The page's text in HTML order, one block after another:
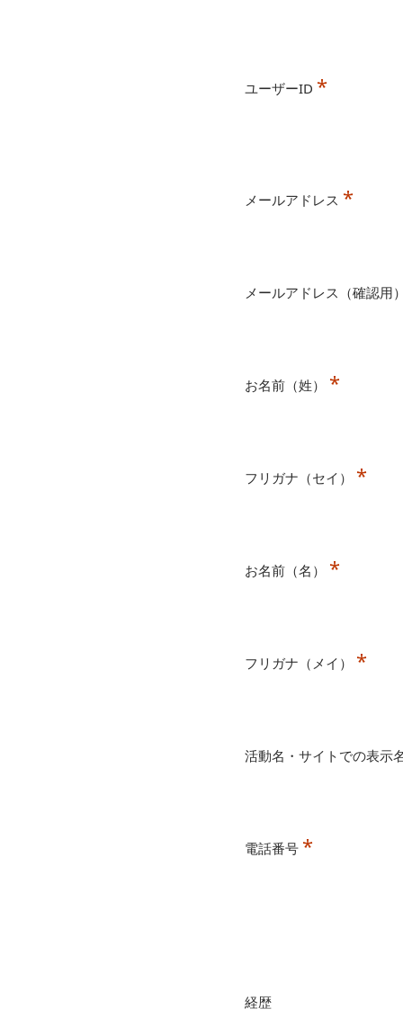
ユーザーID *
メールアドレス *
メールアドレス（確認用
お名前（姓） *
フリガナ（セイ） *
お名前（名） *
フリガナ（メイ） *
活動名・サイトでの表示
電話番号 *
経歴